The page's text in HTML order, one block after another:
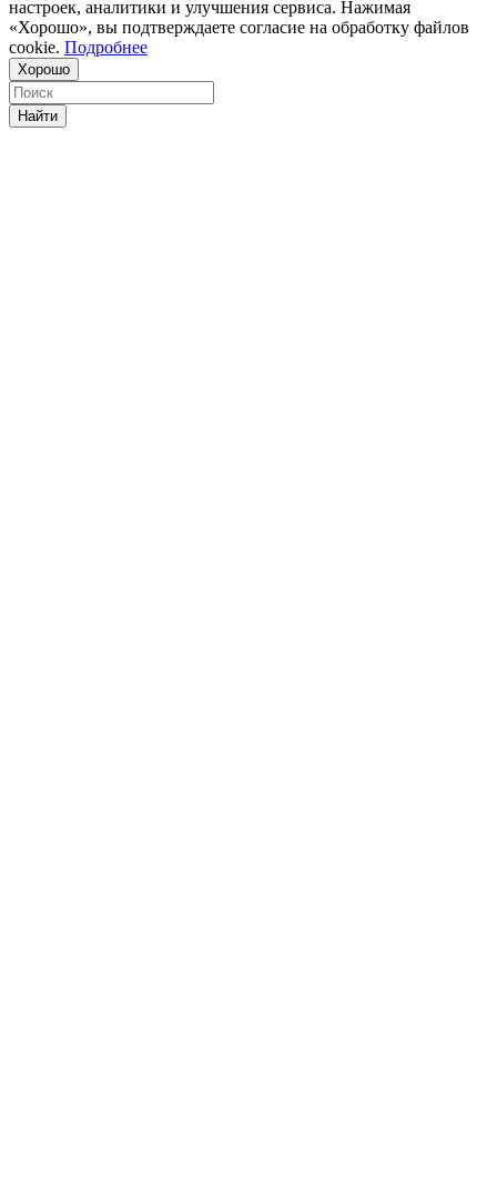
настроек, аналитики и улучшения сервиса. Нажимая
«Хорошо», вы подтверждаете согласие на обработку файлов
cookie. Подробнее
Хорошо
Найти